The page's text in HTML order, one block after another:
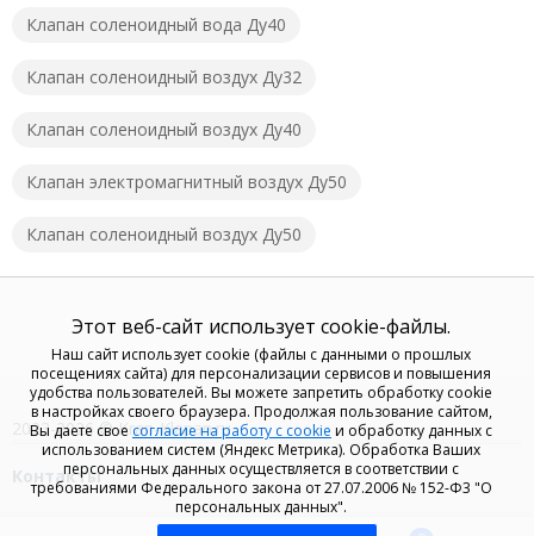
Клапан соленоидный вода Ду40
Клапан соленоидный воздух Ду32
Клапан соленоидный воздух Ду40
Клапан электромагнитный воздух Ду50
Клапан соленоидный воздух Ду50
2023-2026 © Kran-Klapan.ru
Этот веб-сайт использует cookie-файлы.
Наш сайт использует cookie (файлы с данными о прошлых
посещениях сайта) для персонализации сервисов и повышения
удобства пользователей. Вы можете запретить обработку cookie
в настройках своего браузера. Продолжая пользование сайтом,
Вы даете своесогласие на работу с cookie и обработку данных с
использованием систем (Яндекс Метрика). Обработка Ваших
персональных данных осуществляется в соответствии с
требованиями Федерального закона от 27.07.2006 № 152-Ф3 "О
персональных данных".
Контакты